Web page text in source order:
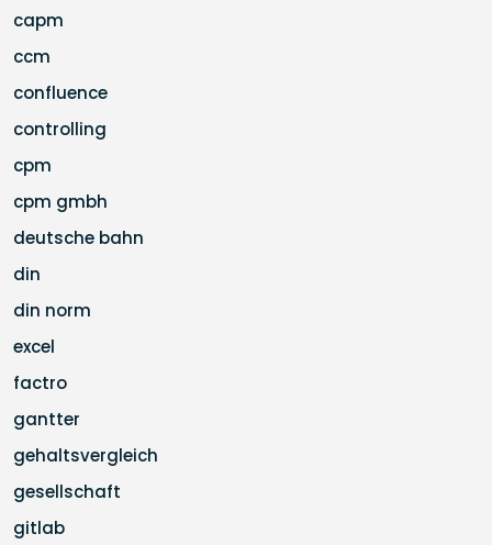
capm
ccm
confluence
controlling
cpm
cpm gmbh
deutsche bahn
din
din norm
excel
factro
gantter
gehaltsvergleich
gesellschaft
gitlab